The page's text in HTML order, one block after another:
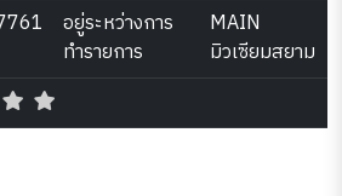
อยู่ระหว่างการ
ทำรายการ
MAIN
มิวเซียมสยาม